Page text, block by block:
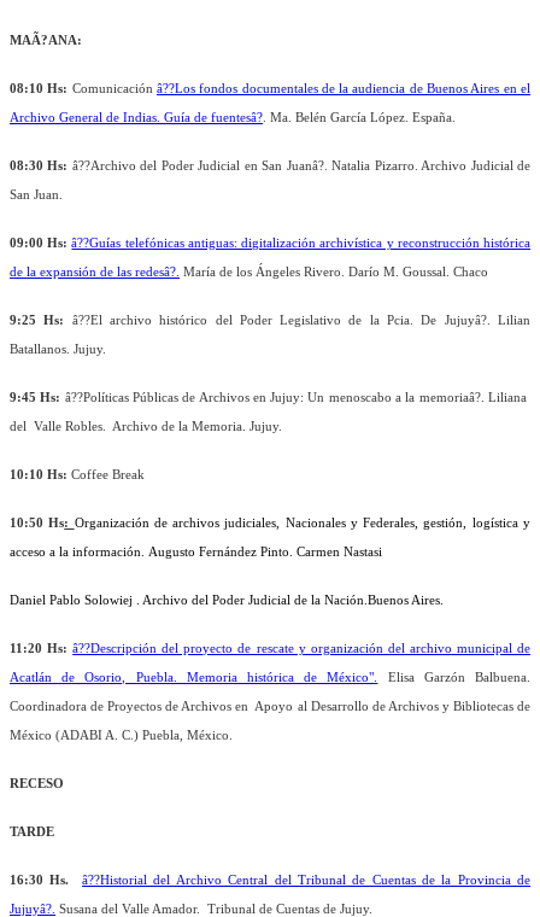
MAÃ?ANA:
08:10 Hs: Comunicación â??Los fondos documentales de la audiencia de Buenos Aires en el
Archivo General de Indias. Guía de fuentesâ? . Ma. Belén García López. España.
08:30 Hs: â??Archivo del Poder Judicial en San Juanâ?. Natalia Pizarro. Archivo Judicial de
San Juan.
09:00 Hs: â??Guías telefónicas antiguas: digitalización archivística y reconstrucción histórica
de la expansión de las redesâ?. María de los Ángeles Rivero. Darío M. Goussal. Chaco
9:25 Hs: â??El archivo histórico del Poder Legislativo de la Pcia. De Jujuyâ?. Lilian
Batallanos. Jujuy.
9:45 Hs: â??Políticas Públicas de Archivos en Jujuy: Un menoscabo a la memoriaâ?. Liliana
del Valle Robles. Archivo de la Memoria. Jujuy.
10:10 Hs: Coffee Break
10:50 Hs: Organización de archivos judiciales, Nacionales y Federales, gestión, logística y
acceso a la información. Augusto Fernández Pinto. Carmen Nastasi
Daniel Pablo Solowiej . Archivo del Poder Judicial de la Nación.Buenos Aires.
11:20 Hs: â??Descripción del proyecto de rescate y organización del archivo municipal de
Acatlán de Osorio, Puebla. Memoria histórica de México". Elisa Garzón Balbuena.
Coordinadora de Proyectos de Archivos en Apoyo al Desarrollo de Archivos y Bibliotecas de
México (ADABI A. C.) Puebla, México.
RECESO
TARDE
16:30 Hs. â??Historial del Archivo Central del Tribunal de Cuentas de la Provincia de
Jujuyâ?. Susana del Valle Amador. Tribunal de Cuentas de Jujuy.